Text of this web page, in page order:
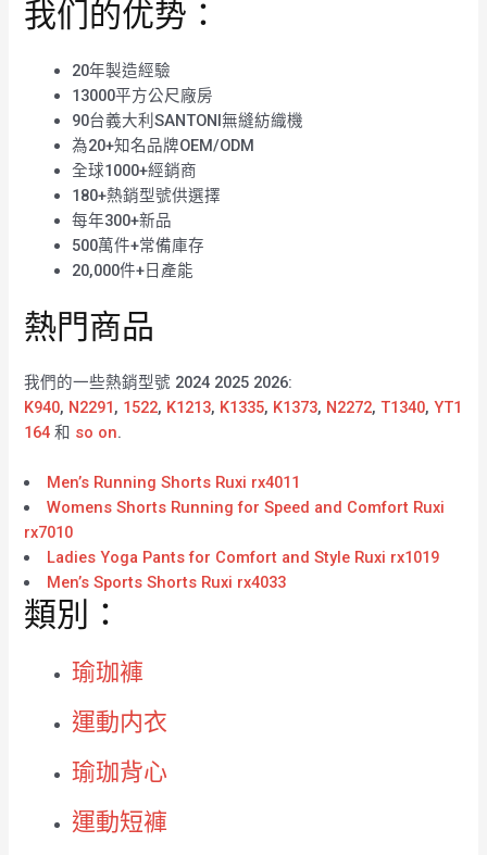
我们的优势：
20年製造經驗
13000平方公尺廠房
90台義大利SANTONI無縫紡織機
為20+知名品牌OEM/ODM
全球1000+經銷商
180+熱銷型號供選擇
每年300+新品
500萬件+常備庫存
20,000件+日產能
熱門商品
我們的一些熱銷型號 2024 2025 2026:
K940, N2291, 1522, K1213, K1335, K1373, N2272,T1340,YT1
164 和 so on.
Men’s Running Shorts Ruxi rx4011
Womens Shorts Running for Speed and Comfort Ruxi
rx7010
Ladies Yoga Pants for Comfort and Style Ruxi rx1019
Men’s Sports Shorts Ruxi rx4033
類別：
瑜珈褲
運動内衣
瑜珈背心
運動短褲